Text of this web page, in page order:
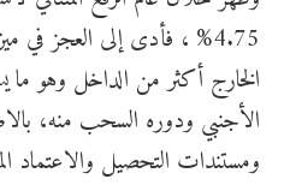
4.75% ، فأدى إلى العجز في
الخارج أكثر من الداخل وهو ما
الأجنبي ودوره السحب منه،
ومستندات التحصيل والاعتماد